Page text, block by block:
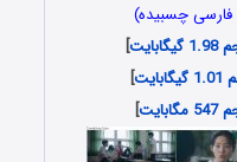
فارسی چسبیده)
]
]
]